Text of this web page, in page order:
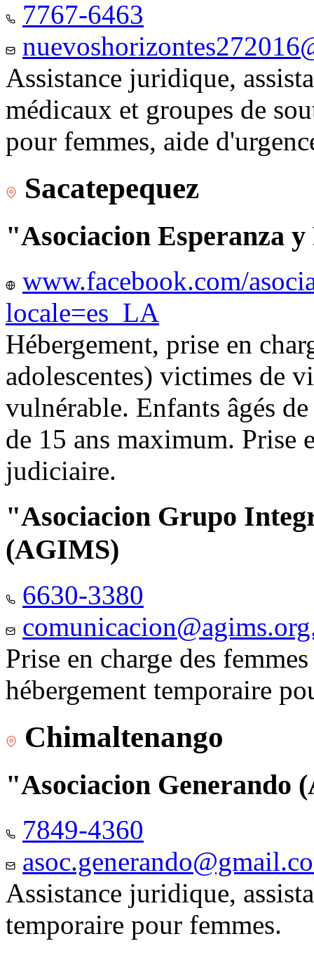
7767-6463
Assistance juridique,
médicaux et groupes de
pour femmes, aide
Sacatepequez
"Asociacion Esperanza
www.facebook.com/
locale=es_LA
Hébergement, prise en
adolescentes) victimes de
vulnérable. Enfants âgés
de 15 ans maximum. Prise
judiciaire.
"Asociacion Grupo
(AGIMS)
6630-3380
Prise en charge des
hébergement temporaire
Chimaltenango
"Asociacion Generando
7849-4360
Assistance juridique,
temporaire pour femmes.